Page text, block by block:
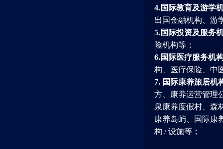
4.国际教育及游学
出国金融机构、游
5.国际投资及服务
险机构等；
6.国际医疗服务机
构、医疗保险、中
7. 国际康养旅居机
方、康养运营管理
泉康养度假村、森
康养岛屿、国际康
构 / 设施等；